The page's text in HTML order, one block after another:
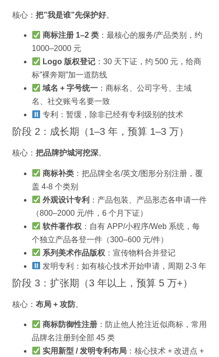
核心： 把”我是谁”先保护好。
商标注册 1–2 类：最核心的服务/产品类别，约
1000–2000 元
Logo 版权登记：30 天下证，约 500 元，给商
标”裸奔期”加一道防线
域名 + 字号统一：商标名、公司字号、主域
名、社交账号名要一致
专利：暂缓，除非已经有专利级别的技术
阶段 2：成长期（1–3 年，预算 1–3 万）
核心： 把品牌护城河挖深。
商标补类：把品牌全名/英文/图形分别注册，覆
盖 4-8 个类别
外观设计专利 ：产品包装、产品形态各申请一件
（800–2000 元/件，6 个月下证）
软件著作权 ：自有 APP/小程序/Web 系统，每
个独立产品各登一件（300–600 元/件）
系列美术作品版权 ：宣传物料合并登记
发明专利：如有核心技术开始申请，周期 2-3 年
阶段 3：扩张期（3 年以上，预算 5 万+）
核心： 布局 + 攻防。
商标防御性注册：防止他人抢注近似商标，常用
品牌名注册到全部 45 类
实用新型 / 发明专利布局：核心技术 + 改进点 +